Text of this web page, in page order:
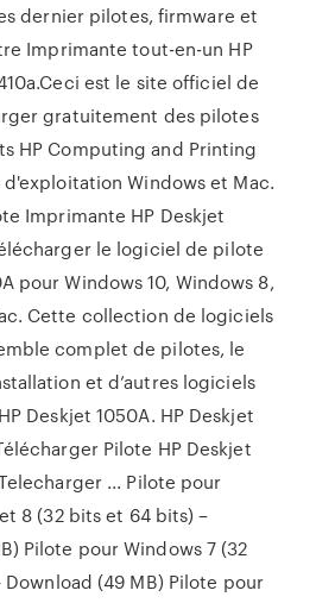
dernier pilotes, firmware et
Imprimante tout-en-un HP
est le site officiel de
gratuitement des pilotes
HP Computing and Printing
Windows et Mac.
Imprimante HP Deskjet
le logiciel de pilote
pour Windows 10, Windows 8,
Cette collection de logiciels
complet de pilotes, le
et d’autres logiciels
Deskjet 1050A. HP Deskjet
Pilote HP Deskjet
... Pilote pour
8 (32 bits et 64 bits) –
Pilote pour Windows 7 (32
(49 MB) Pilote pour